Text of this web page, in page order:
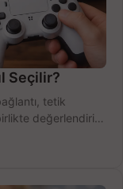
Seçilir?
tetik
değerlendirin;